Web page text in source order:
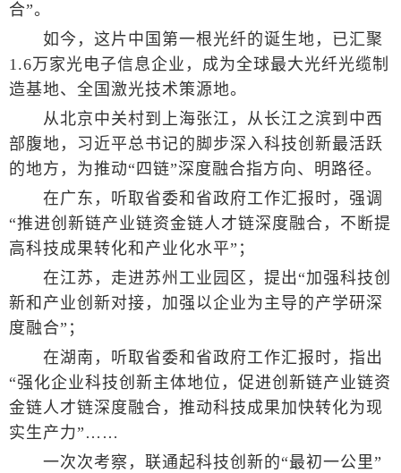
合”。
如今，这片中国第一根光纤的诞生地，已汇聚
1.6万家光电子信息企业，成为全球最大光纤光缆制
造基地、全国激光技术策源地。
从北京中关村到上海张江，从长江之滨到中西
部腹地，习近平总书记的脚步深入科技创新最活跃
的地方，为推动“四链”深度融合指方向、明路径。
在广东，听取省委和省政府工作汇报时，强调
“推进创新链产业链资金链人才链深度融合，不断提
高科技成果转化和产业化水平”；
在江苏，走进苏州工业园区，提出“加强科技创
新和产业创新对接，加强以企业为主导的产学研深
度融合”；
在湖南，听取省委和省政府工作汇报时，指出
“强化企业科技创新主体地位，促进创新链产业链资
金链人才链深度融合，推动科技成果加快转化为现
实生产力”……
一次次考察，联通起科技创新的“最初一公里”